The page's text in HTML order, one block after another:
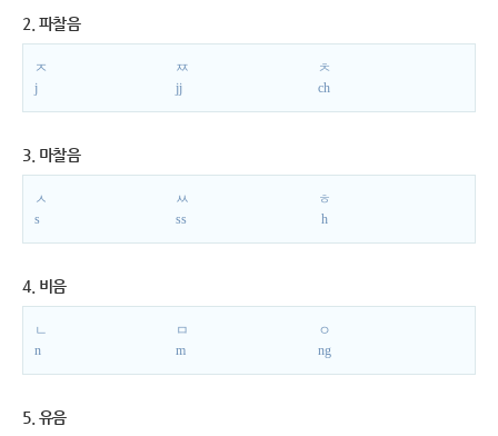
2. 파찰음
ㅈ
j
ㅉ
jj
ㅊ
ch
3. 마찰음
ㅅ
s
ㅆ
ss
ㅎ
h
4. 비음
ㄴ
n
ㅁ
m
ㅇ
ng
5. 유음